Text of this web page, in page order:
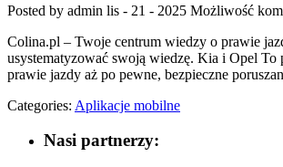
Posted by admin lis - 21 - 2025 Możliwość
Colina.pl – Twoje centrum wiedzy o prawie
usystematyzować swoją wiedzę. Kia i Opel To
prawie jazdy aż po pewne, bezpieczne
Categories: Aplikacje mobilne
Nasi partnerzy: